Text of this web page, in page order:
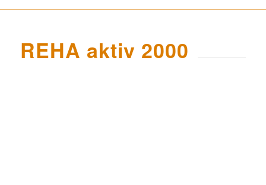
REHA aktiv 2000